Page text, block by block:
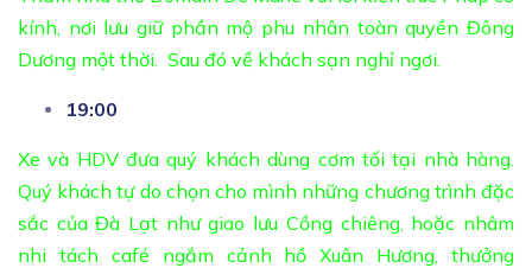
kính, nơi lưu giữ phần mộ phu nhân toàn quyền Đông
Dương một thời. Sau đó về khách sạn nghỉ ngơi.
19:00
Xe và HDV đưa quý khách dùng cơm tối tại nhà hàng.
Quý khách tự do chọn cho mình những chương trình đặc
sắc của Đà Lạt như giao lưu Cồng chiêng, hoặc nhâm
nhi tách café ngắm cảnh hồ Xuân Hương, thưởng